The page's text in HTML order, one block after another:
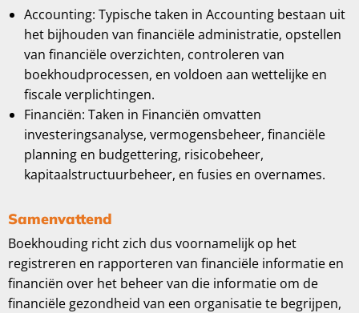
Accounting: Typische taken in Accounting bestaan uit
het bijhouden van financiële administratie, opstellen
van financiële overzichten, controleren van
boekhoudprocessen, en voldoen aan wettelijke en
fiscale verplichtingen.
Financiën: Taken in Financiën omvatten
investeringsanalyse, vermogensbeheer, financiële
planning en budgettering, risicobeheer,
kapitaalstructuurbeheer, en fusies en overnames.
Samenvattend
Boekhouding richt zich dus voornamelijk op het
registreren en rapporteren van financiële informatie en
financiën over het beheer van die informatie om de
financiële gezondheid van een organisatie te begrijpen,